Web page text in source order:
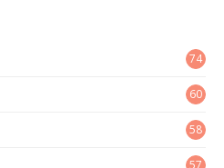
74
60
58
57